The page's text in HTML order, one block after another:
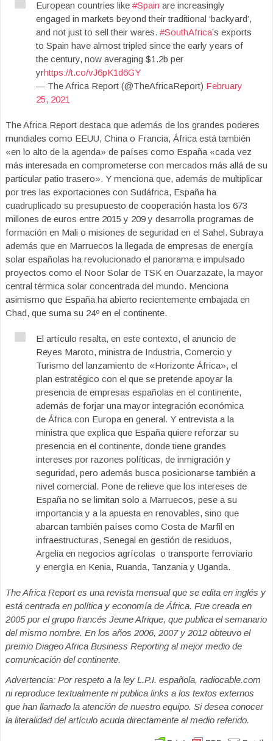
European countries like #Spain are increasingly
engaged in markets beyond their traditional ‘backyard’,
and not just to sell their wares. #SouthAfrica’s exports
to Spain have almost tripled since the early years of
the century, now averaging $1.2b per
yrhttps://t.co/vJ6pK1d6GY
— The Africa Report (@TheAfricaReport) February
25, 2021
The Africa Report destaca que además de los grandes poderes
mundiales como EEUU, China o Francia, África está también
«en lo alto de la agenda» de países como España «cada vez
más interesada en comprometerse con mercados más allá de su
particular patio trasero». Y menciona que, además de multiplicar
por tres las exportaciones con Sudáfrica, España ha
cuadruplicado su presupuesto de cooperación hasta los 673
millones de euros entre 2015 y 209 y desarrolla programas de
formación en Mali o misiones de seguridad en el Sahel. Subraya
además que en Marruecos la llegada de empresas de energía
solar españolas ha revolucionado el panorama e impulsado
proyectos como el Noor Solar de TSK en Ouarzazate, la mayor
central térmica solar concentrada del mundo. Menciona
asimismo que España ha abierto recientemente embajada en
Chad, que suma su 24º en el continente.
El artículo resalta, en este contexto, el anuncio de
Reyes Maroto, ministra de Industria, Comercio y
Turismo del lanzamiento de «Horizonte África», el
plan estratégico con el que se pretende apoyar la
presencia de empresas españolas en el continente,
además de forjar una mayor integración económica
de África con Europa en general. Y entrevista a la
ministra que explica que España quiere reforzar su
presencia en el continente, donde tiene grandes
intereses por razones políticas, de inmigración y
seguridad, pero además busca posicionarse también a
nivel comercial. Pone de relieve que los intereses de
España no se limitan solo a Marruecos, pese a su
importancia y a la apuesta en renovables, sino que
abarcan también países como Costa de Marfil en
infraestructuras, Senegal en gestión de residuos,
Argelia en negocios agrícolas o transporte ferroviario
y energía en Kenia, Ruanda, Tanzania y Uganda.
The Africa Report es una revista mensual que se edita en inglés y
está centrada en política y economía de África. Fue creada en
2005 por el grupo francés Jeune Afrique, que publica el semanario
del mismo nombre. En los años 2006, 2007 y 2012 obteuvo el
premio Diageo Africa Business Reporting al mejor medio de
comunicación del continente.
Advertencia: Por respeto a la ley L.P.I. española, radiocable.com
ni reproduce textualmente ni publica links a los textos externos
que han llamado la atención de nuestro equipo. Si desea conocer
la literalidad del artículo acuda directamente al medio referido.